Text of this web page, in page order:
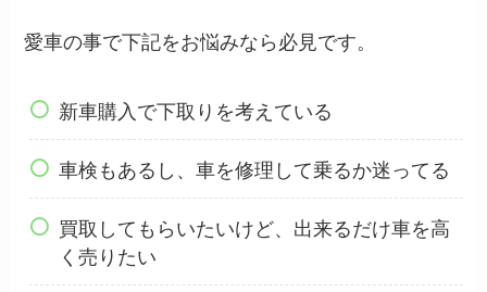
愛車の事で下記をお悩みなら必見です。
新車購入で下取りを考えている
車検もあるし、車を修理して乗るか迷ってる
買取してもらいたいけど、出来るだけ車を高
く売りたい